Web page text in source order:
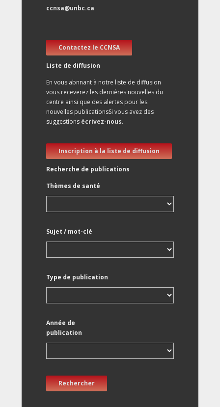
ccnsa@unbc.ca
Contactez le CCNSA
Liste de diffusion
En vous abnnant à notre liste de diffusion
vous receverez les dernières nouvelles du
centre ainsi que des alertes pour les
nouvelles publicationsSi vous avez des
suggestions écrivez-nous.
Inscription à la liste de diffusion
Recherche de publications
Thèmes de santé
Sujet / mot-clé
Type de publication
Année de
publication
Rechercher